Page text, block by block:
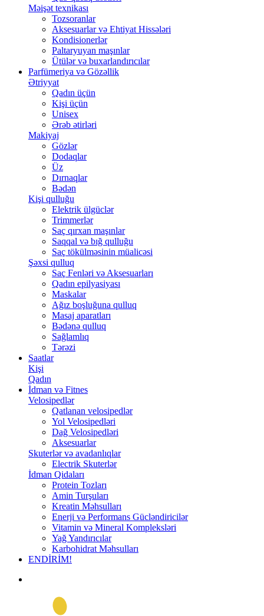
Məişət texnikası
Tozsoranlar
Aksesuarlar və Ehtiyat Hissələri
Kondisionerlər
Paltaryuyan maşınlar
Ütülər və buxarlandırıcılar
Parfümeriya və Gözəllik
Ətriyyat
Qadın üçün
Kişi üçün
Unisex
Ərəb ətirləri
Makiyaj
Gözlər
Dodaqlar
Üz
Dırnaqlar
Bədən
Kişi qulluğu
Elektrik ülgüclər
Trimmerlər
Saç qırxan maşınlar
Saqqal və bığ qulluğu
Saç tökülməsinin müalicəsi
Şəxsi qulluq
Saç Fenləri və Aksesuarları
Qadın epilyasiyası
Maskalar
Ağız boşluğuna qulluq
Masaj aparatları
Bədənə qulluq
Sağlamlıq
Tərəzi
Saatlar
Kişi
Qadın
İdman və Fitnes
Velosipedlər
Qatlanan velosipedlər
Yol Velosipedləri
Dağ Velosipedləri
Aksesuarlar
Skuterlər və avadanlıqlar
Electrik Skuterlər
İdman Qidaları
Protein Tozları
Amin Turşuları
Kreatin Məhsulları
Enerji və Performans Gücləndiricilər
Vitamin və Mineral Kompleksləri
Yağ Yandırıcılar
Karbohidrat Məhsulları
ENDİRİM!